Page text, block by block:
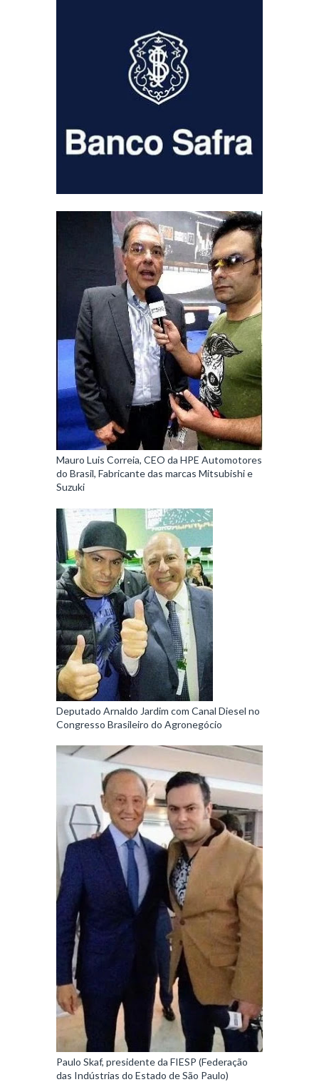
Mauro Luis Correia, CEO da HPE Automotores
do Brasil, Fabricante das marcas Mitsubishi e
Suzuki
Deputado Arnaldo Jardim com Canal Diesel no
Congresso Brasileiro do Agronegócio
Paulo Skaf, presidente da FIESP (Federação
das Indústrias do Estado de São Paulo)